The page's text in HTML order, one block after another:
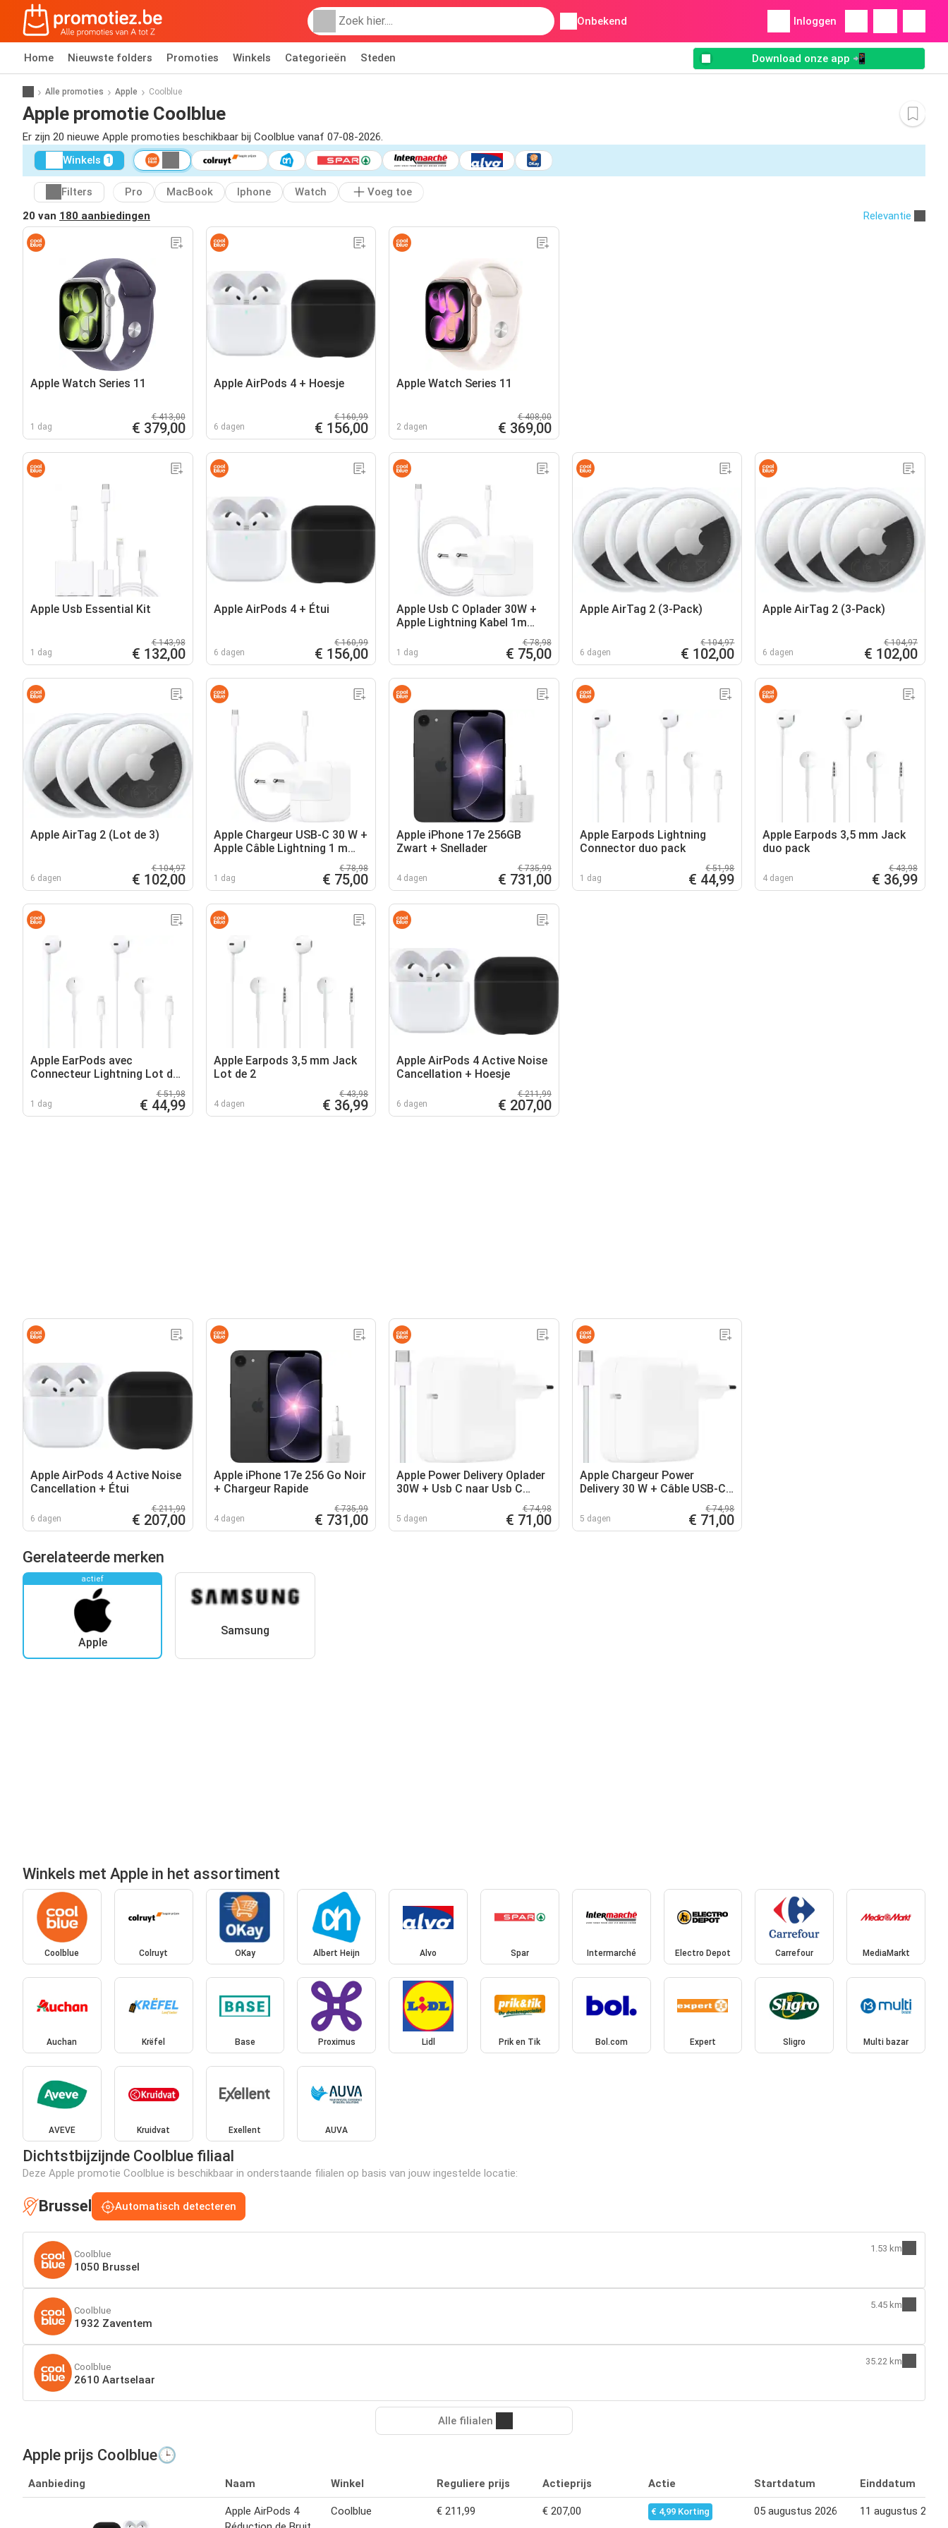
Onbekend Inloggen
Home Nieuwste folders Promoties Winkels Categorieën Steden Download onze app 📲
Alle promoties Apple Coolblue
Apple promotie Coolblue
Er zijn 20 nieuwe Apple promoties beschikbaar bij Coolblue vanaf 07-08-2026.
Winkels 1
Filters Pro MacBook Iphone Watch
Voeg toe
20 van 180 aanbiedingen Relevantie
Apple Watch Series 11
1 dag
€ 413,00
€ 379,00
Apple AirPods 4 + Hoesje
6 dagen
€ 160,99
€ 156,00
Apple Watch Series 11
2 dagen
€ 408,00
€ 369,00
Apple Usb Essential Kit
1 dag
€ 143,98
€ 132,00
Apple AirPods 4 + Étui
6 dagen
€ 160,99
€ 156,00
Apple Usb C Oplader 30W +
Apple Lightning Kabel 1m
1 dag
€ 78,98
€ 75,00
Apple AirTag 2 (3-Pack)
6 dagen
€ 104,97
€ 102,00
Apple AirTag 2 (3-Pack)
6 dagen
€ 104,97
€ 102,00
Apple AirTag 2 (Lot de 3)
6 dagen
€ 104,97
€ 102,00
Apple Chargeur USB-C 30 W +
Apple Câble Lightning 1 m
1 dag
€ 78,98
€ 75,00
Apple iPhone 17e 256GB
Zwart + Snellader
4 dagen
€ 735,99
€ 731,00
Apple Earpods Lightning
Connector duo pack
1 dag
€ 51,98
€ 44,99
Apple Earpods 3,5 mm Jack
duo pack
4 dagen
€ 43,98
€ 36,99
Apple EarPods avec
Connecteur Lightning Lot de
1 dag
€ 51,98
€ 44,99
Apple Earpods 3,5 mm Jack
Lot de 2
4 dagen
€ 43,98
€ 36,99
Apple AirPods 4 Active Noise
Cancellation + Hoesje
6 dagen
€ 211,99
€ 207,00
Apple AirPods 4 Active Noise
Cancellation + Étui
6 dagen
€ 211,99
€ 207,00
Apple iPhone 17e 256 Go Noir
+ Chargeur Rapide
4 dagen
€ 735,99
€ 731,00
Apple Power Delivery Oplader
30W + Usb C naar Usb C
5 dagen
€ 74,98
€ 71,00
Apple Chargeur Power
Delivery 30 W + Câble USB-C
5 dagen
€ 74,98
€ 71,00
Gerelateerde merken
actief
Apple
Samsung
Winkels met Apple in het assortiment
Coolblue Colruyt OKay Albert Heijn Alvo Spar Intermarché Electro Depot Carrefour MediaMarkt
Auchan Krëfel Base Proximus Lidl Prik en Tik Bol.com Expert Sligro Multi bazar
AVEVE Kruidvat Exellent AUVA
Dichtstbijzijnde Coolblue filiaal
Deze Apple promotie Coolblue is beschikbaar in onderstaande filialen op basis van jouw ingestelde locatie:
Brussel Automatisch detecteren
Coolblue
1050 Brussel
1.53 km
Coolblue
1932 Zaventem
5.45 km
Coolblue
2610 Aartselaar
35.22 km
Alle filialen
Apple prijs Coolblue🕒
Aanbieding Naam Winkel Reguliere prijs Actieprijs Actie Startdatum Einddatum
Apple AirPods 4
Coolblue € 211,99 € 207,00 € 4,99 Korting 05 augustus 2026 11 augustus 2026